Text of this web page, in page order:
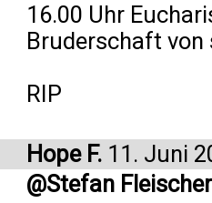
16.00 Uhr
Bruderschaft von
RIP
Hope F. 11. Juni
@Stefan Fleischer